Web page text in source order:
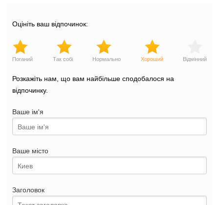
Оцініть ваш відпочинок:
Поганий Так собі Нормально Хороший Відмінний
Розкажіть нам, що вам найбільше сподобалося на
відпочинку.
Ваше ім'я
Ваше місто
Заголовок